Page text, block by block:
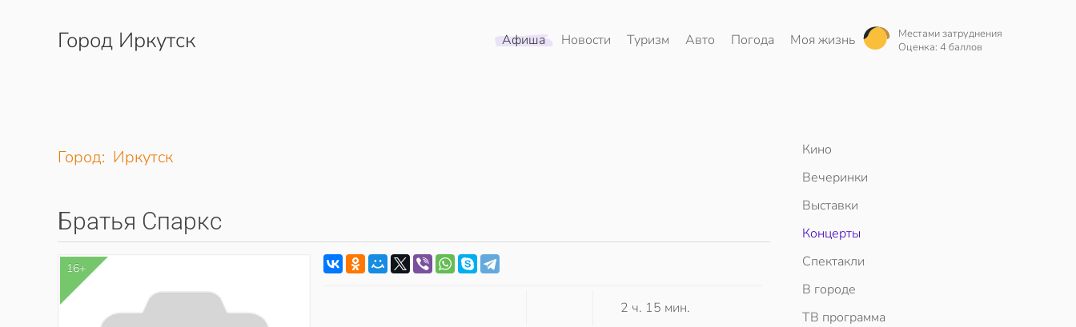
Перейти к содержимому
Город Иркутск Афиша Новости Туризм Авто Погода Моя жизнь
Местами затруднения
Оценка: 4 баллов
Город: Иркутск
Братья Спаркс
16+
2 ч. 15 мин.
Кино
Вечеринки
Выставки
Концерты
Спектакли
В городе
ТВ программа